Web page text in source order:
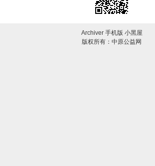
Archiver 手机版 小黑屋
版权所有：中原公益网